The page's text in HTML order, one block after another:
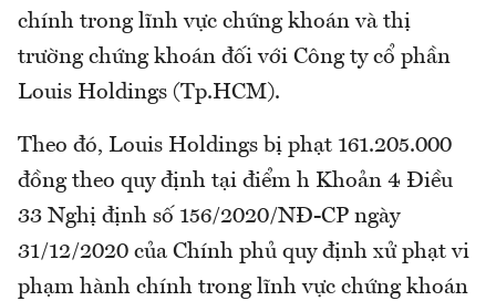
chính trong lĩnh vực chứng khoán và thị
trường chứng khoán đối với Công ty cổ phần
Louis Holdings (Tp.HCM).
Theo đó, Louis Holdings bị phạt 161.205.000
đồng theo quy định tại điểm h Khoản 4 Điều
33 Nghị định số 156/2020/NĐ-CP ngày
31/12/2020 của Chính phủ quy định xử phạt vi
phạm hành chính trong lĩnh vực chứng khoán